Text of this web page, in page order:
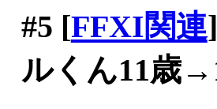
#5 [FFXI関連
ルくん11歳